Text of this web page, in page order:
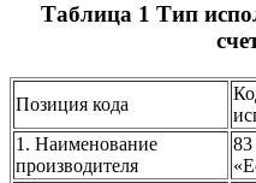
Таблица 1 Тип
Позиция кода
1. Наименование
производителя
83